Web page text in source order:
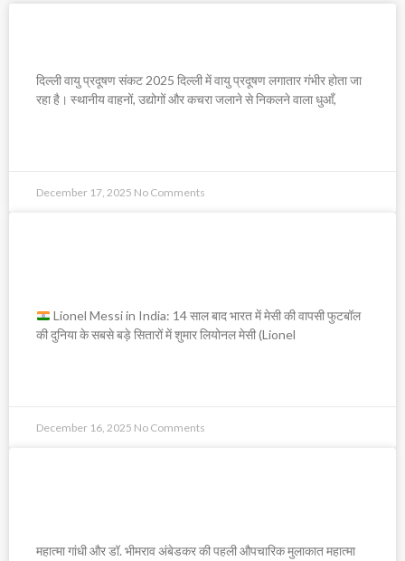
दिल्ली वायु प्रदूषण संकट 2025 दिल्ली में वायु प्रदूषण लगातार गंभीर होता जा
रहा है। स्थानीय वाहनों, उद्योगों और कचरा जलाने से निकलने वाला धुआँ,
December 17, 2025 No Comments
Lionel Messi in India: 14 साल बाद भारत में मेसी की वापसी फुटबॉल
की दुनिया के सबसे बड़े सितारों में शुमार लियोनल मेसी (Lionel
December 16, 2025 No Comments
महात्मा गांधी और डॉ. भीमराव अंबेडकर की पहली औपचारिक मुलाकात महात्मा